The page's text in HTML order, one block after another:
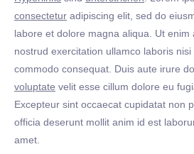
consectetur adipiscing elit, sed do
labore et dolore magna aliqua. Ut enim
nostrud exercitation ullamco laboris
commodo consequat. Duis aute irure
voluptate velit esse cillum dolore eu
Excepteur sint occaecat cupidatat non
officia deserunt mollit anim id est
amet.